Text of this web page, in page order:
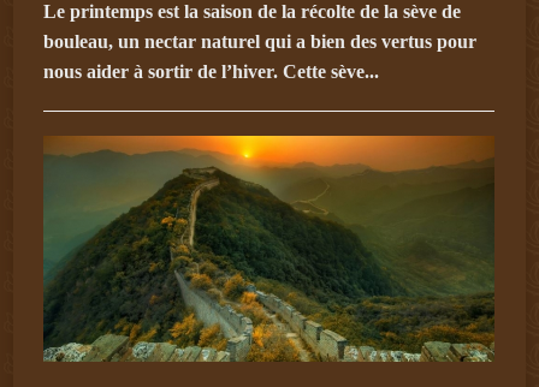
Le printemps est la saison de la récolte de la sève de
bouleau, un nectar naturel qui a bien des vertus pour
nous aider à sortir de l’hiver. Cette sève...